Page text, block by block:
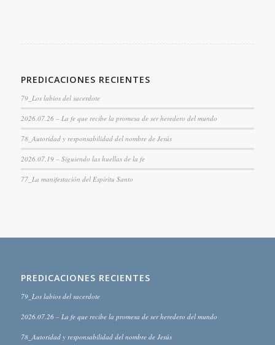
PREDICACIONES RECIENTES
79_Los labios del sacerdote
2026.07.26 – La fe que recibe la promesa de ser heredero del mundo
78_Autoridad y responsabilidad del nombre de Jesús
2026.07.19 – Siguiendo las huellas de la fe
77_La manifestación del Espíritu Santo
PREDICACIONES RECIENTES
79_Los labios del sacerdote
2026.07.26 – La fe que recibe la promesa de ser heredero del mundo
78_Autoridad y responsabilidad del nombre de Jesús